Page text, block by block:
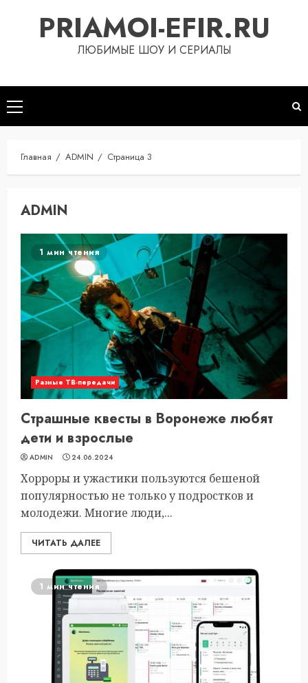
содержимомуPRIAMOI-EFIR.RU
ЛЮБИМЫЕ ШОУ И СЕРИАЛЫ
Основное
меню
Главная ADMIN Страница 3
ADMIN
1 мин чтения
Разные ТВ-передачи
Страшные квесты в Воронеже любят
дети и взрослые
ADMIN 24.06.2024
Хорроры и ужастики пользуются бешеной
популярностью не только у подростков и
молодежи. Многие люди,...
ЧИТАТЬ ДАЛЕЕ
1 мин чтения